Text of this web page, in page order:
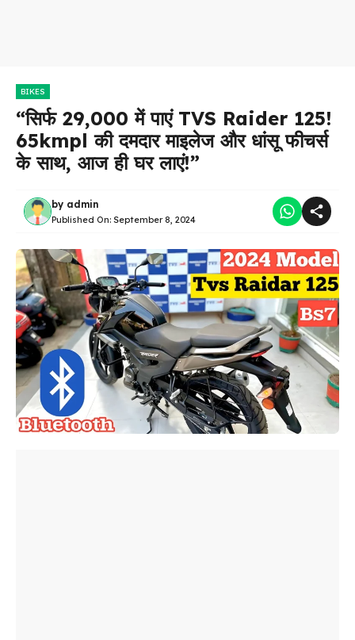
BIKES
“सिर्फ ₹29,000 में पाएं TVS Raider 125!
65kmpl की दमदार माइलेज और धांसू फीचर्स
के साथ, आज ही घर लाएं!”
by admin
Published On: September 8, 2024